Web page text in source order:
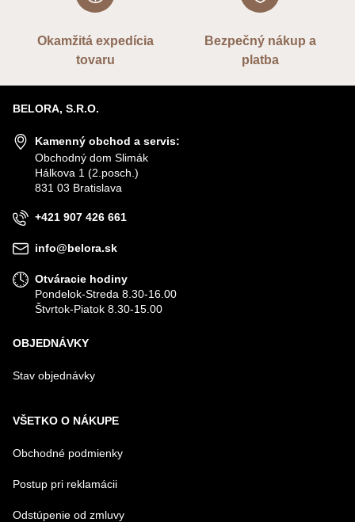
Okamžitá expedícia
tovaru
Bezpečný nákup a
platba
BELORA, S.R.O.
Kamenný obchod a servis:
Obchodný dom Slimák
Hálkova 1 (2.posch.)
831 03 Bratislava
+421 907 426 661
info@belora.sk
Otváracie hodiny
Pondelok-Streda 8.30-16.00
Štvrtok-Piatok 8.30-15.00
OBJEDNÁVKY
Stav objednávky
VŠETKO O NÁKUPE
Obchodné podmienky
Postup pri reklamácii
Odstúpenie od zmluvy